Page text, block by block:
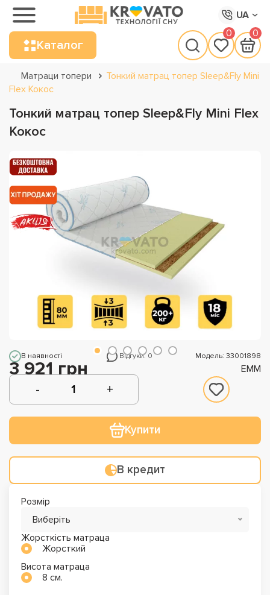
UA
Каталог
0 0
Матраци топери
Тонкий матрац топер Sleep&Fly Mini
Flex Кокос
Тонкий матрац топер Sleep&Fly Mini Flex
Кокос
В наявності Відгуки: 0 Модель: 33001898
3 921 грн EMM
Купити
В кредит
Розмір
Виберіть
Жорсткість матраца
Жорсткий
Висота матраца
8 см.